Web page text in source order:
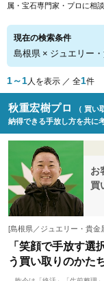
属・宝石専門家・プロに相
現在の検索条件
島根県 × ジュエリー
1～1人を表示 ／ 全1件
秋重宏樹プロ
（ 買い
納得できる手放し方を共に
お
買
[島根県／ジュエリー・貴金
「笑顔で手放す選
う買い取りのかた